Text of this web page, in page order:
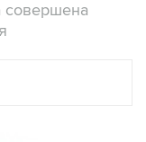
совершена